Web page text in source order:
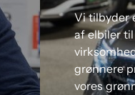
Vi tilbyder
af elbiler til
grønnere
vores